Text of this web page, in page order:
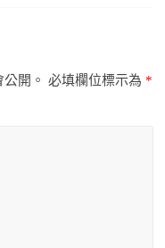
開。 必填欄位標示為 *